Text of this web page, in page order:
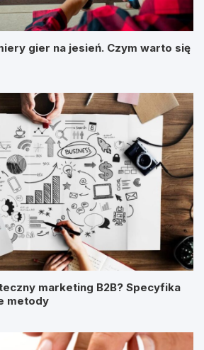
gier na jesień. Czym warto się
marketing B2B? Specyfika
metody